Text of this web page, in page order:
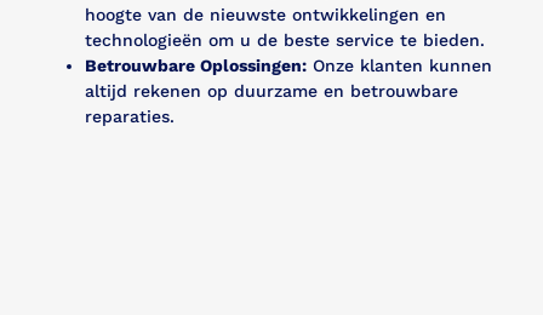
hoogte van de nieuwste ontwikkelingen en
technologieën om u de beste service te bieden.
Betrouwbare Oplossingen: Onze klanten kunnen
altijd rekenen op duurzame en betrouwbare
reparaties.